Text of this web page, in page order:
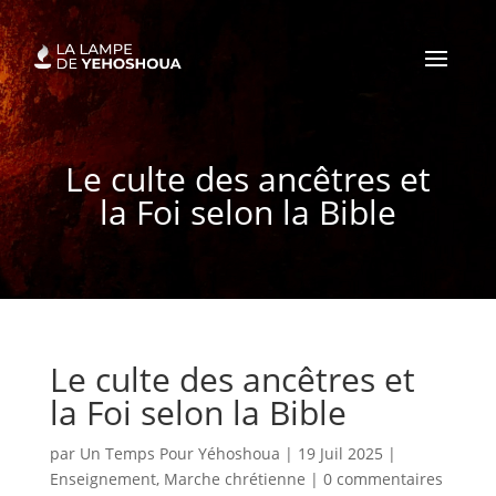
Le culte des ancêtres et
la Foi selon la Bible
Le culte des ancêtres et
la Foi selon la Bible
par Un Temps Pour Yéhoshoua | 19 Juil 2025 |
Enseignement, Marche chrétienne | 0 commentaires